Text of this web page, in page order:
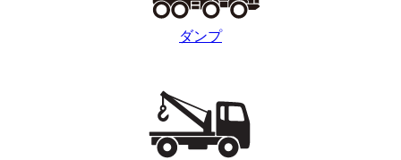
ダンプ